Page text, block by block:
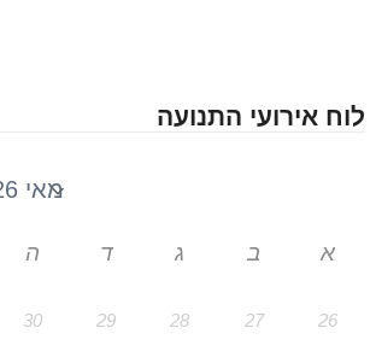
לוח אירועי התנועה
א ב ג ד ה
26
27
28
29
30